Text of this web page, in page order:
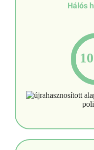
Hálós